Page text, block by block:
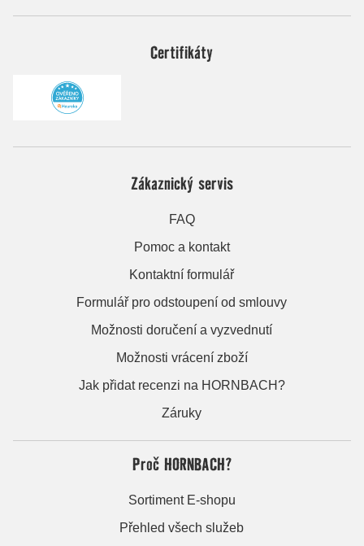
Certifikáty
Zákaznický servis
FAQ
Pomoc a kontakt
Kontaktní formulář
Formulář pro odstoupení od smlouvy
Možnosti doručení a vyzvednutí
Možnosti vrácení zboží
Jak přidat recenzi na HORNBACH?
Záruky
Proč HORNBACH?
Sortiment E-shopu
Přehled všech služeb